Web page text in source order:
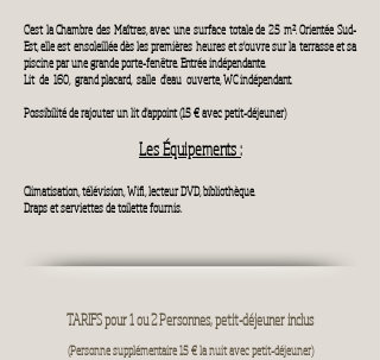
C'est la Chambre des Maîtres, avec une surface totale de 25 m². Orientée Sud-
Est, elle est ensoleillée dès les premières heures et s'ouvre sur la terrasse et sa
piscine par une grande porte-fenêtre. Entrée indépendante.
Lit de 160, grand placard, salle d'eau ouverte, WC indépendant.
Possibilité de rajouter un lit d'appoint (15 € avec petit-déjeuner)
Les Équipements :
Climatisation, télévision, Wifi, lecteur DVD, bibliothèque.
Draps et serviettes de toilette fournis.
TARIFS pour 1 ou 2 Personnes, petit-déjeuner inclus
(Personne supplémentaire 15 €la nuit avec petit-déjeuner)